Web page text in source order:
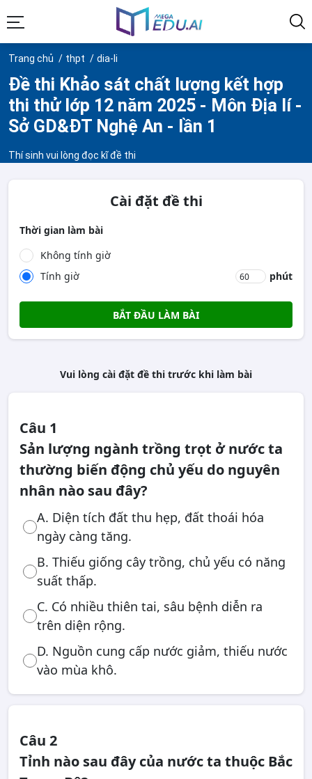
Trang chủ thpt dia-li
Đề thi Khảo sát chất lượng kết hợp
thi thử lớp 12 năm 2025 - Môn Địa lí -
Sở GD&ĐT Nghệ An - lần 1
Thí sinh vui lòng đọc kĩ đề thi
Cài đặt đề thi
Thời gian làm bài
Không tính giờ
Tính giờ
phút
BẮT ĐẦU LÀM BÀI
Vui lòng cài đặt đề thi trước khi làm bài
Câu 1
Sản lượng ngành trồng trọt ở nước ta
thường biến động chủ yếu do nguyên
nhân nào sau đây?
A. Diện tích đất thu hẹp, đất thoái hóa
ngày càng tăng.
B. Thiếu giống cây trồng, chủ yếu có năng
suất thấp.
C. Có nhiều thiên tai, sâu bệnh diễn ra
trên diện rộng.
D. Nguồn cung cấp nước giảm, thiếu nước
vào mùa khô.
Câu 2
Tỉnh nào sau đây của nước ta thuộc Bắc